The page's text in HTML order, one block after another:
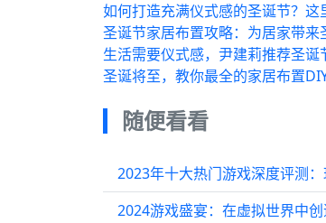
如何打造充满仪式感的圣诞节？这
圣诞节家居布置攻略：为居家带来
生活需要仪式感，尹建莉推荐圣
圣诞将至，教你最全的家居布置DIY
随便看看